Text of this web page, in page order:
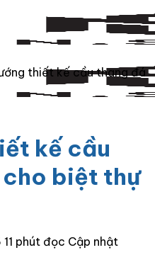
thiết kế cầu thang đá
kế cầu
biệt thự
11 phút đọc Cập nhật